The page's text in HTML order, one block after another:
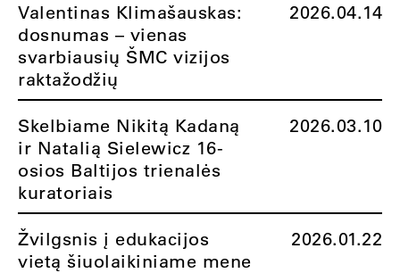
Valentinas Klimašauskas:
dosnumas – vienas
svarbiausių ŠMC vizijos
raktažodžių
2026.04.14
Skelbiame Nikitą Kadaną
ir Natalią Sielewicz 16-
osios Baltijos trienalės
kuratoriais
2026.03.10
Žvilgsnis į edukacijos
vietą šiuolaikiniame mene
2026.01.22